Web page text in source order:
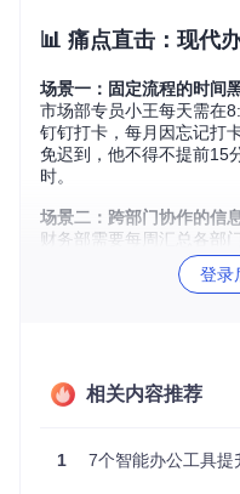
📊 痛点直击：现代
场景一：固定流程的时间
市场部专员小王每天需在
钉钉打卡，每月因忘记打
免迟到，他不得不提前15
时。
场景二：跨部门协作的信
财务部需要每周汇总各部
发部门使用不同的报表格
且人工核对错误率高达
进度更新不及时和沟通滞后
具通过构建"触发条件-执
工从机械劳动中解放，专
登录
相关内容推荐
1 7个智能办公工具提